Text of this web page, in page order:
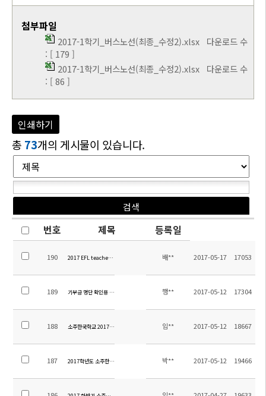
첨부파일
2017-1학기_버스노선(최종_수정2).xlsx 다운로드 수
: [ 179 ]
2017-1학기_버스노선(최종_수정2).xlsx 다운로드 수
: [ 86 ]
인쇄하기
총 73개의 게시물이 있습니다.
번호 제목 등록일
190 2017 EFL teachers Employment Notice배** 2017-05-17 17053
189 기부금 명단 확인용 공지 행** 2017-05-12 17304
188 소주한국학교 2017 2학기 교원초빙공고(기간 연장)
임** 2017-05-12 18667
187 2017학년도 소주한국학교 중등 수학여행 용역업체 선정(긴급)
박** 2017-05-12 19466